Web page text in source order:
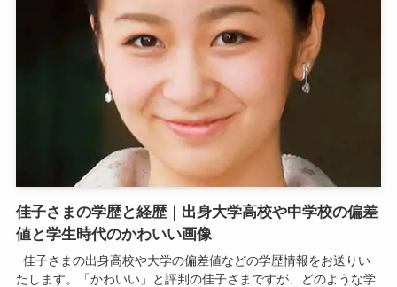
佳子さまの学歴と経歴｜出身大学高校や中学校の偏差
値と学生時代のかわいい画像
佳子さまの出身高校や大学の偏差値などの学歴情報をお送りい
たします。「かわいい」と評判の佳子さまですが、どのような学